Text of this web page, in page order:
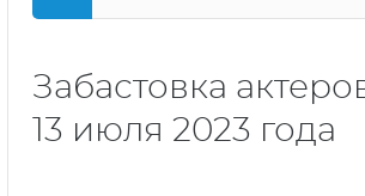
Забастовка
13 июля 2023 года